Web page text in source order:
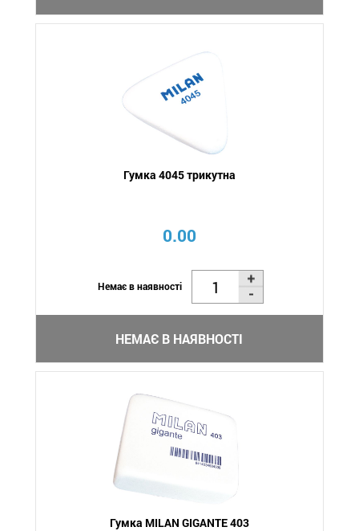
Гумка 4045 трикутна
0.00
Немає в наявності
НЕМАЄ В НАЯВНОСТІ
Гумка MILAN GIGANTE 403